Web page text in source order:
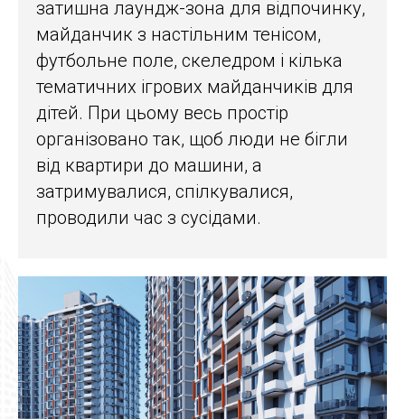
затишна лаундж-зона для відпочинку,
майданчик з настільним тенісом,
футбольне поле, скеледром і кілька
тематичних ігрових майданчиків для
дітей. При цьому весь простір
організовано так, щоб люди не бігли
від квартири до машини, а
затримувалися, спілкувалися,
проводили час з сусідами.